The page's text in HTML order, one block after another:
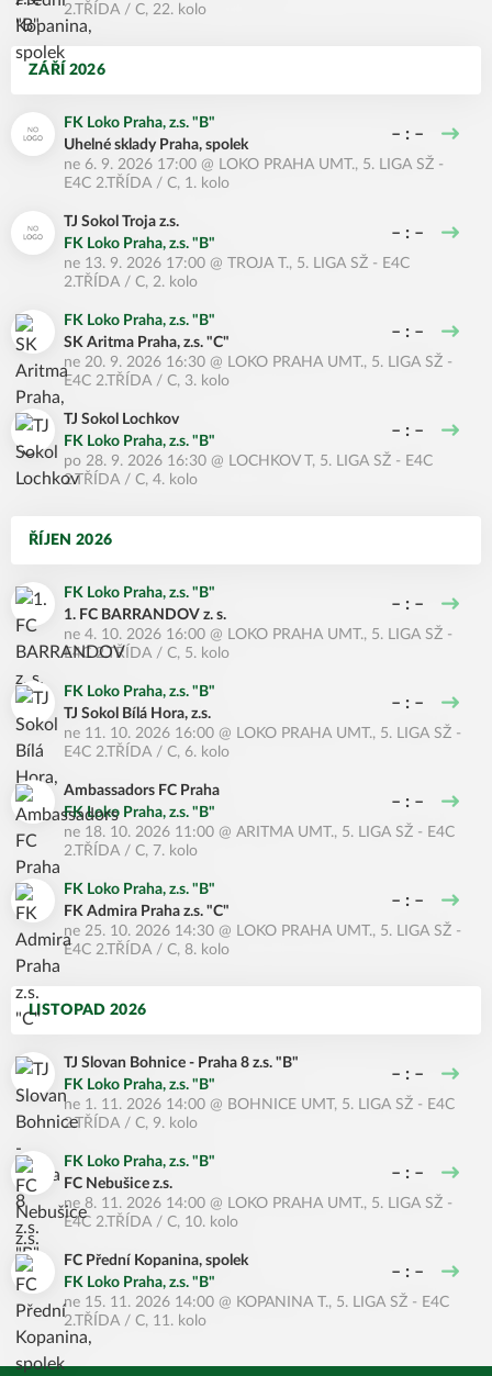
2.TŘÍDA / C, 22. kolo
ZÁŘÍ 2026
FK Loko Praha, z.s. "B"
Uhelné sklady Praha, spolek
– : –
ne 6. 9. 2026 17:00 @ LOKO PRAHA UMT., 5. LIGA SŽ -
E4C 2.TŘÍDA / C, 1. kolo
TJ Sokol Troja z.s.
FK Loko Praha, z.s. "B"
– : –
ne 13. 9. 2026 17:00 @ TROJA T., 5. LIGA SŽ - E4C
2.TŘÍDA / C, 2. kolo
FK Loko Praha, z.s. "B"
SK Aritma Praha, z.s. "C"
– : –
ne 20. 9. 2026 16:30 @ LOKO PRAHA UMT., 5. LIGA SŽ -
E4C 2.TŘÍDA / C, 3. kolo
TJ Sokol Lochkov
FK Loko Praha, z.s. "B"
– : –
po 28. 9. 2026 16:30 @ LOCHKOV T , 5. LIGA SŽ - E4C
2.TŘÍDA / C, 4. kolo
ŘÍJEN 2026
FK Loko Praha, z.s. "B"
1. FC BARRANDOV z. s.
– : –
ne 4. 10. 2026 16:00 @ LOKO PRAHA UMT., 5. LIGA SŽ -
E4C 2.TŘÍDA / C, 5. kolo
FK Loko Praha, z.s. "B"
TJ Sokol Bílá Hora, z.s.
– : –
ne 11. 10. 2026 16:00 @ LOKO PRAHA UMT., 5. LIGA SŽ -
E4C 2.TŘÍDA / C, 6. kolo
Ambassadors FC Praha
FK Loko Praha, z.s. "B"
– : –
ne 18. 10. 2026 11:00 @ ARITMA UMT., 5. LIGA SŽ - E4C
2.TŘÍDA / C, 7. kolo
FK Loko Praha, z.s. "B"
FK Admira Praha z.s. "C"
– : –
ne 25. 10. 2026 14:30 @ LOKO PRAHA UMT., 5. LIGA SŽ -
E4C 2.TŘÍDA / C, 8. kolo
LISTOPAD 2026
TJ Slovan Bohnice - Praha 8 z.s. "B"
FK Loko Praha, z.s. "B"
– : –
ne 1. 11. 2026 14:00 @ BOHNICE UMT , 5. LIGA SŽ - E4C
2.TŘÍDA / C, 9. kolo
FK Loko Praha, z.s. "B"
FC Nebušice z.s.
– : –
ne 8. 11. 2026 14:00 @ LOKO PRAHA UMT., 5. LIGA SŽ -
E4C 2.TŘÍDA / C, 10. kolo
FC Přední Kopanina, spolek
FK Loko Praha, z.s. "B"
– : –
ne 15. 11. 2026 14:00 @ KOPANINA T., 5. LIGA SŽ - E4C
2.TŘÍDA / C, 11. kolo